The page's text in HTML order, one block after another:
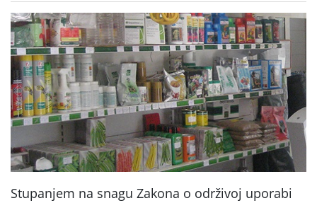
Stupanjem na snagu Zakona o održivoj uporabi